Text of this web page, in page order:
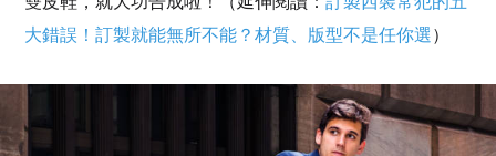
大錯誤！訂製就能無所不能？材質、版型不是任你選）